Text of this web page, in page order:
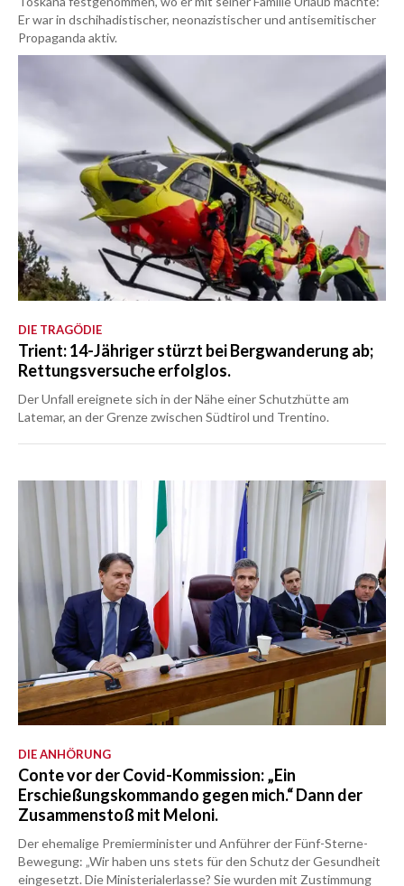
Er war in dschihadistischer, neonazistischer und antisemitischer
Propaganda aktiv.
DIE TRAGÖDIE
Trient: 14-Jähriger stürzt bei Bergwanderung ab;
Rettungsversuche erfolglos.
Der Unfall ereignete sich in der Nähe einer Schutzhütte am
Latemar, an der Grenze zwischen Südtirol und Trentino.
DIE ANHÖRUNG
Conte vor der Covid-Kommission: „Ein
Erschießungskommando gegen mich.“ Dann der
Zusammenstoß mit Meloni.
Der ehemalige Premierminister und Anführer der Fünf-Sterne-
Bewegung: „Wir haben uns stets für den Schutz der Gesundheit
eingesetzt. Die Ministerialerlasse? Sie wurden mit Zustimmung